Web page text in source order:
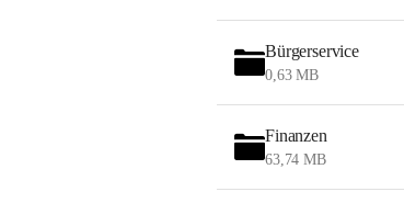
Bürgerservice
0,63 MB
Finanzen
63,74 MB